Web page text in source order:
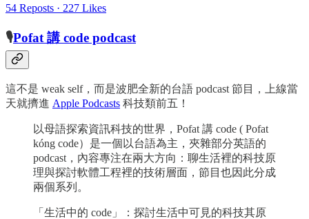
54 Reposts · 227 Likes
🎙Pofat 講 code podcast
這不是 weak self，而是波肥全新的台語 podcast 節目，上線當
天就擠進 Apple Podcasts 科技類前五！
以母語探索資訊科技的世界，Pofat 講 code ( Pofat
kóng code）是一個以台語為主，夾雜部分英語的
podcast，內容專注在兩大方向：聊生活裡的科技原
理與探討軟體工程裡的技術層面，節目也因此分成
兩個系列。
「生活中的 code」：探討生活中可見的科技其原